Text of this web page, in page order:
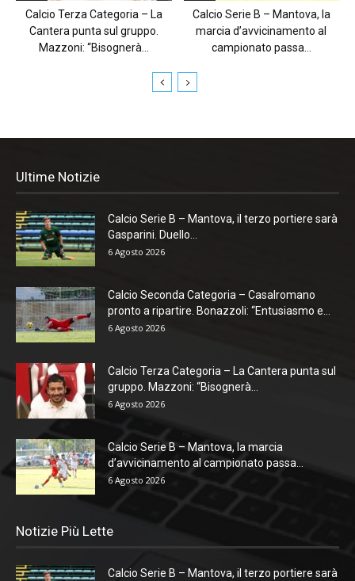
Calcio Terza Categoria – La
Cantera punta sul gruppo.
Mazzoni: “Bisognerà...
Calcio Serie B – Mantova, la
marcia d’avvicinamento al
campionato passa...
Ultime Notizie
Calcio Serie B – Mantova, il terzo portiere sarà
Gasparini. Duello...
6 Agosto 2026
Calcio Seconda Categoria – Casalromano
pronto a ripartire. Bonazzoli: “Entusiasmo e...
6 Agosto 2026
Calcio Terza Categoria – La Cantera punta sul
gruppo. Mazzoni: “Bisognerà...
6 Agosto 2026
Calcio Serie B – Mantova, la marcia
d’avvicinamento al campionato passa...
6 Agosto 2026
Notizie Più Lette
Calcio Serie B – Mantova, il terzo portiere sarà